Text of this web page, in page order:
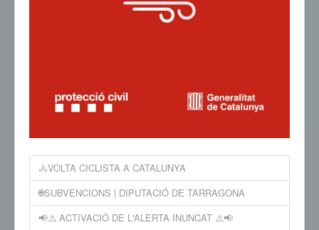
🚴VOLTA CICLISTA A CATALUNYA
🌐SUBVENCIONS | DIPUTACIÓ DE TARRAGONA
📢⚠️ ACTIVACIÓ DE L'ALERTA INUNCAT ⚠️📢